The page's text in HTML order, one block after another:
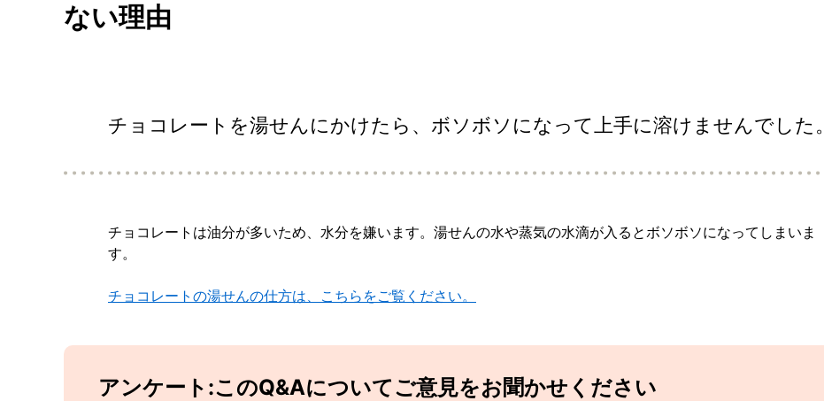
ない理由
チョコレートを湯せんにかけたら、ボソボソになって上手に溶けませんでした。
チョコレートは油分が多いため、水分を嫌います。湯せんの水や蒸気の水滴が入るとボソボソになってしまいま
す。
チョコレートの湯せんの仕方は、こちらをご覧ください。
アンケート:このQ&Aについてご意見をお聞かせください